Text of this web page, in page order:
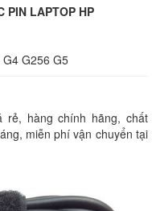
PIN LAPTOP HP
G256 G5
rẻ, hàng chính hãng, chất
miễn phí vận chuyển tại